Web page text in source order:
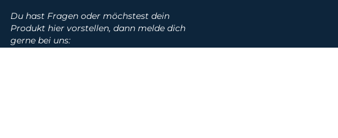
Du hast Fragen oder möchstest dein
Produkt hier vorstellen, dann melde dich
gerne bei uns: